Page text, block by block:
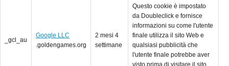
_gcl_au
Google LLC
.goldengames.org
2 mesi 4
settimane
Questo cookie è impostato
da Doubleclick e fornisce
informazioni su come l'utente
finale utilizza il sito Web e
qualsiasi pubblicità che
l'utente finale potrebbe aver
visto prima di visitare il sito